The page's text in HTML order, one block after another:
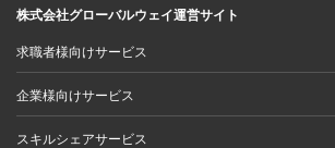
株式会社グローバルウェイ運営サイト
求職者様向けサービス
企業様向けサービス
スキルシェアサービス